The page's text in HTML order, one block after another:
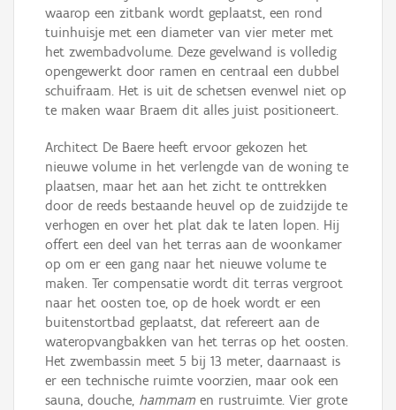
waarop een zitbank wordt geplaatst, een rond
tuinhuisje met een diameter van vier meter met
het zwembadvolume. Deze gevelwand is volledig
opengewerkt door ramen en centraal een dubbel
schuifraam. Het is uit de schetsen evenwel niet op
te maken waar Braem dit alles juist positioneert.
Architect De Baere heeft ervoor gekozen het
nieuwe volume in het verlengde van de woning te
plaatsen, maar het aan het zicht te onttrekken
door de reeds bestaande heuvel op de zuidzijde te
verhogen en over het plat dak te laten lopen. Hij
offert een deel van het terras aan de woonkamer
op om er een gang naar het nieuwe volume te
maken. Ter compensatie wordt dit terras vergroot
naar het oosten toe, op de hoek wordt er een
buitenstortbad geplaatst, dat refereert aan de
wateropvangbakken van het terras op het oosten.
Het zwembassin meet 5 bij 13 meter, daarnaast is
er een technische ruimte voorzien, maar ook een
sauna, douche, hammam en rustruimte. Vier grote